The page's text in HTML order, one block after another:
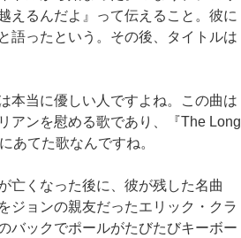
えるんだよ』って伝えること。彼に
語ったという。その後、タイトルは
本当に優しい人ですよね。この曲は
アンを慰める歌であり、『The Long
てた歌なんですね。
亡くなった後に、彼が残した名曲
ジョンの親友だったエリック・クラ
バックでポールがたびたびキーボー